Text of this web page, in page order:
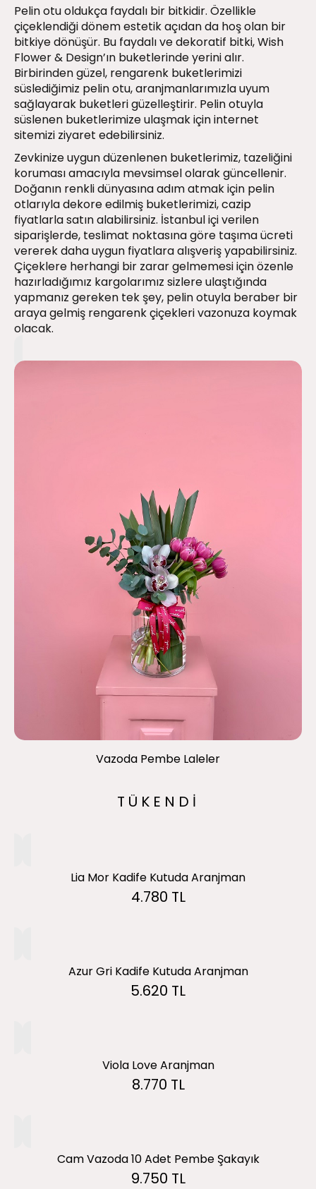
Pelin otu oldukça faydalı bir bitkidir. Özellikle
çiçeklendiği dönem estetik açıdan da hoş olan bir
bitkiye dönüşür. Bu faydalı ve dekoratif bitki, Wish
Flower & Design’ın buketlerinde yerini alır.
Birbirinden güzel, rengarenk buketlerimizi
süslediğimiz pelin otu, aranjmanlarımızla uyum
sağlayarak buketleri güzelleştirir. Pelin otuyla
süslenen buketlerimize ulaşmak için internet
sitemizi ziyaret edebilirsiniz.
Zevkinize uygun düzenlenen buketlerimiz, tazeliğini
koruması amacıyla mevsimsel olarak güncellenir.
Doğanın renkli dünyasına adım atmak için pelin
otlarıyla dekore edilmiş buketlerimizi, cazip
fiyatlarla satın alabilirsiniz. İstanbul içi verilen
siparişlerde, teslimat noktasına göre taşıma ücreti
vererek daha uygun fiyatlara alışveriş yapabilirsiniz.
Çiçeklere herhangi bir zarar gelmemesi için özenle
hazırladığımız kargolarımız sizlere ulaştığında
yapmanız gereken tek şey, pelin otuyla beraber bir
araya gelmiş rengarenk çiçekleri vazonuza koymak
olacak.
Vazoda Pembe Laleler
TÜKENDİ
Lia Mor Kadife Kutuda Aranjman
4.780 TL
Azur Gri Kadife Kutuda Aranjman
5.620 TL
Viola Love Aranjman
8.770 TL
Cam Vazoda 10 Adet Pembe Şakayık
9.750 TL